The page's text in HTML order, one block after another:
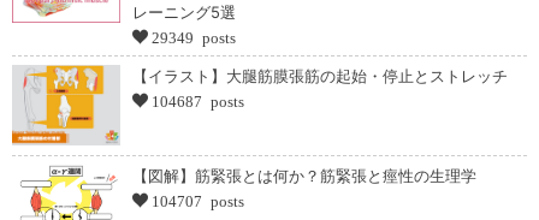
レーニング5選
29349 posts
【イラスト】大腿筋膜張筋の起始・停止とストレッチ
104687 posts
【図解】筋緊張とは何か？筋緊張と痙性の生理学
104707 posts